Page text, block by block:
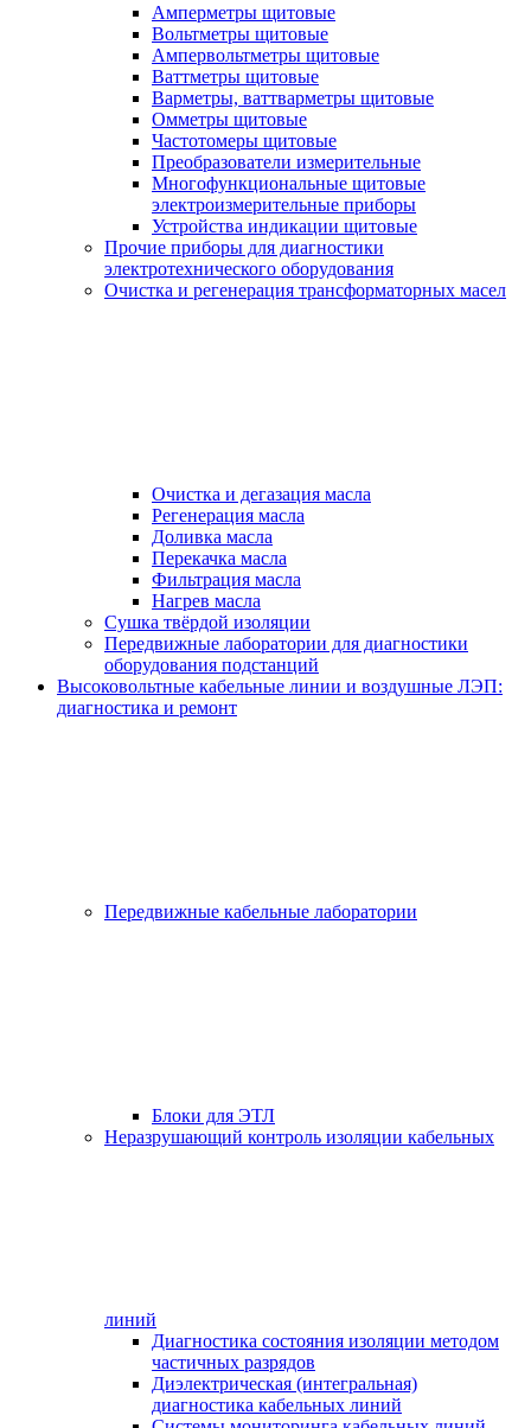
Амперметры щитовые
Вольтметры щитовые
Ампервольтметры щитовые
Ваттметры щитовые
Варметры, ваттварметры щитовые
Омметры щитовые
Частотомеры щитовые
Преобразователи измерительные
Многофункциональные щитовые
электроизмерительные приборы
Устройства индикации щитовые
Прочие приборы для диагностики
электротехнического оборудования
Очистка и регенерация трансформаторных масел
Очистка и дегазация масла
Регенерация масла
Доливка масла
Перекачка масла
Фильтрация масла
Нагрев масла
Сушка твёрдой изоляции
Передвижные лаборатории для диагностики
оборудования подстанций
Высоковольтные кабельные линии и воздушные ЛЭП:
диагностика и ремонт
Передвижные кабельные лаборатории
Блоки для ЭТЛ
Неразрушающий контроль изоляции кабельных
линий
Диагностика состояния изоляции методом
частичных разрядов
Диэлектрическая (интегральная)
диагностика кабельных линий